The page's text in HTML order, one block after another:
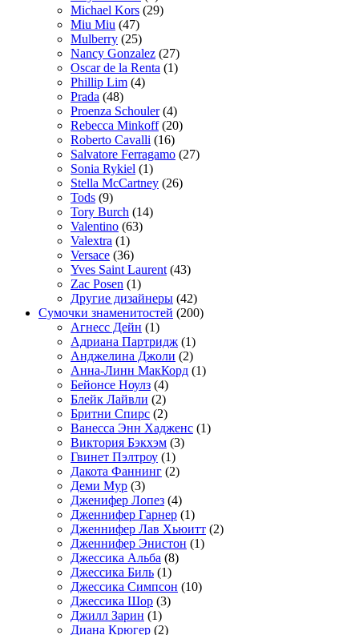
Michael Kors (29)
Miu Miu (47)
Mulberry (25)
Nancy Gonzalez (27)
Oscar de la Renta (1)
Phillip Lim (4)
Prada (48)
Proenza Schouler(4)
Rebecca Minkoff(20)
Roberto Cavalli (16)
Salvatore Ferragamo (27)
Sonia Rykiel (1)
Stella McCartney (26)
Tods (9)
Tory Burch (14)
Valentino (63)
Valextra (1)
Versace (36)
Yves Saint Laurent (43)
Zac Posen (1)
Другие дизайнеры (42)
Сумочки знаменитостей (200)
Агнесс Дейн (1)
Адриана Партридж (1)
Анджелина Джоли (2)
Анна-Линн МакКорд (1)
Бейонсе Ноулз (4)
Блейк Лайвли (2)
Бритни Спирс (2)
Ванесса Энн Хадженс (1)
Виктория Бэкхэм (3)
Гвинет Пэлтроу (1)
Дакота Фаннинг (2)
Деми Мур (3)
Дженифер Лопез (4)
Дженнифер Гарнер (1)
Дженнифер Лав Хьюитт (2)
Дженнифер Энистон (1)
Джессика Альба (8)
Джессика Биль (1)
Джессика Симпсон (10)
Джессика Шор (3)
Джилл Зарин (1)
Диана Крюгер (2)